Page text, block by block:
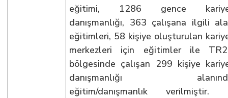
eğitimi, 1286 gence
danışmanlığı, 363 çalışana ilgili
eğitimleri, 58 kişiye oluşturulan
merkezleri için eğitimler ile
bölgesinde çalışan 299 kişiye
danışmanlığı
eğitim/danışmanlık verilmiştir.